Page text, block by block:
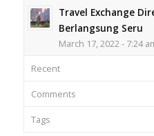
Travel Exchange
Berlangsung Seru
March 17, 2022 - 7:24
Recent
Comments
Tags